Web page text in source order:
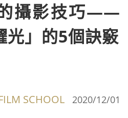
攝影技巧——
光」的5個訣竅
SCHOOL 2020/12/01